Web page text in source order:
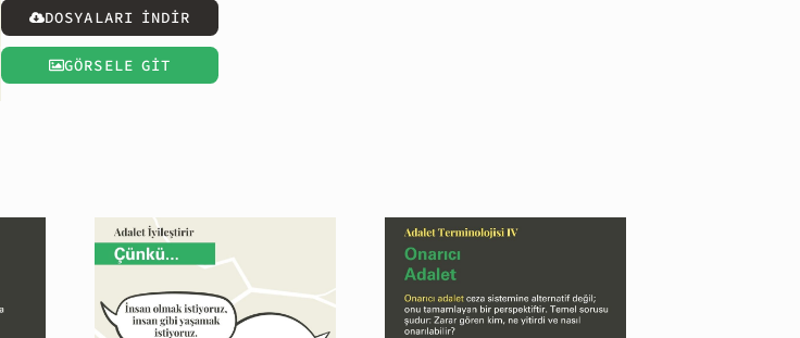
DOSYALARI İNDİR
GÖRSELE GİT